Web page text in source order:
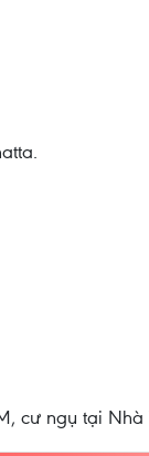
cư ngụ tại